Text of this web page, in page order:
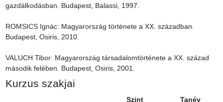
gazdálkodásban. Budapest, Balassi, 1997.
ROMSICS Ignác: Magyarország története a XX. században.
Budapest, Osiris, 2010.
VALUCH Tibor: Magyarország társadalomtörténete a XX. század
második felében. Budapest, Osiris, 2001.
Kurzus szakjai
Szint
Tanév